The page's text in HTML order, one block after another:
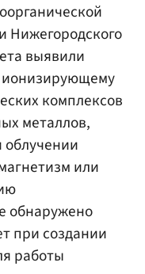
Нижегородского
выявили
ионизирующему
комплексов
металлов,
облучении
или
обнаружено
при создании
работы